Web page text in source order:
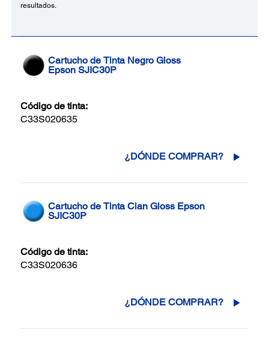
resultados.
Cartucho de Tinta Negro Gloss
Epson SJIC30P
Código de tinta:
C33S020635
¿DÓNDE COMPRAR?
Cartucho de Tinta Cian Gloss Epson
SJIC30P
Código de tinta:
C33S020636
¿DÓNDE COMPRAR?